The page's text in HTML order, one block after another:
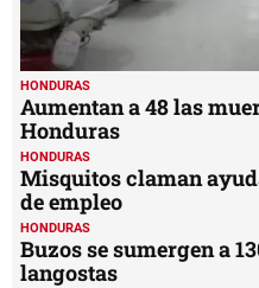
HONDURAS
Aumentan a 48 las
Honduras
HONDURAS
Misquitos claman
de empleo
HONDURAS
Buzos se sumergen a
langostas